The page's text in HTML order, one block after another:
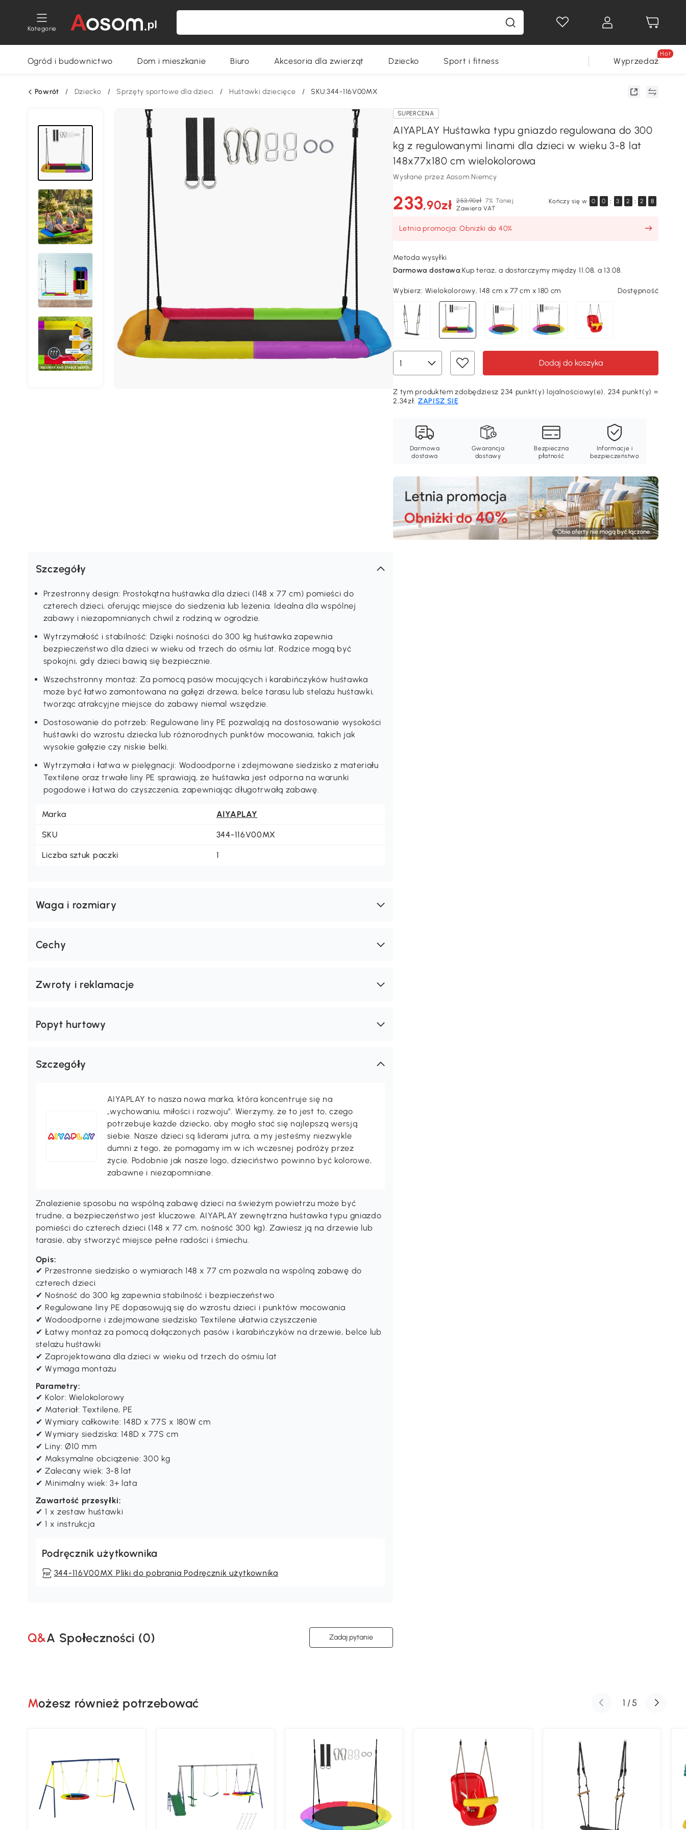
Kategorie
Ogród i budownictwo Dom i mieszkanie Biuro Akcesoria dla zwierząt Dziecko Sport i fitness Wyprzedaż
Hot
Powrót / Dziecko / Sprzęty sportowe dla dzieci / Huśtawki dziecięce / SKU:344-116V00MX
SUPERCENA
AIYAPLAY Huśtawka typu gniazdo regulowana do 300
kg z regulowanymi linami dla dzieci w wieku 3-8 lat
148x77x180 cm wielokolorowa
Wysłane przez Aosom Niemcy
233,90zł 253,90zł 7% Taniej
Zawiera VAT
Kończy się w 0 0 : 3 2 : 2 7
Letnia promocja: Obniżki do 40%
Metoda wysyłki
Darmowa dostawa:Kup teraz, a dostarczymy między 11.08, a 13.08.
Wybierz: Wielokolorowy, 148 cm x 77 cm x 180 cm Dostępność
Dodaj do koszyka
Z tym produktem zdobędziesz 234 punkt(y) lojalnościowy(e). 234 punkt(y) =
2,34zł. ZAPISZ SIĘ
Darmowa
dostawa
Gwarancja
dostawy
Bezpieczna
płatność
Informacje i
bezpieczeństwo
Szczegóły
Przestronny design: Prostokątna huśtawka dla dzieci (148 x 77 cm) pomieści do
czterech dzieci, oferując miejsce do siedzenia lub leżenia. Idealna dla wspólnej
zabawy i niezapomnianych chwil z rodziną w ogrodzie.
Wytrzymałość i stabilność: Dzięki nośności do 300 kg huśtawka zapewnia
bezpieczeństwo dla dzieci w wieku od trzech do ośmiu lat. Rodzice mogą być
spokojni, gdy dzieci bawią się bezpiecznie.
Wszechstronny montaż: Za pomocą pasów mocujących i karabińczyków huśtawka
może być łatwo zamontowana na gałęzi drzewa, belce tarasu lub stelażu huśtawki,
tworząc atrakcyjne miejsce do zabawy niemal wszędzie.
Dostosowanie do potrzeb: Regulowane liny PE pozwalają na dostosowanie wysokości
huśtawki do wzrostu dziecka lub różnorodnych punktów mocowania, takich jak
wysokie gałęzie czy niskie belki.
Wytrzymała i łatwa w pielęgnacji: Wodoodporne i zdejmowane siedzisko z materiału
Textilene oraz trwałe liny PE sprawiają, że huśtawka jest odporna na warunki
pogodowe i łatwa do czyszczenia, zapewniając długotrwałą zabawę.
Marka AIYAPLAY
SKU 344-116V00MX
Liczba sztuk paczki 1
Waga i rozmiary
Cechy
Zwroty i reklamacje
Popyt hurtowy
Szczegóły
AIYAPLAY to nasza nowa marka, która koncentruje się na
„wychowaniu, miłości i rozwoju”. Wierzymy, że to jest to, czego
potrzebuje każde dziecko, aby mogło stać się najlepszą wersją
siebie. Nasze dzieci są liderami jutra, a my jesteśmy niezwykle
dumni z tego, że pomagamy im w ich wczesnej podróży przez
życie. Podobnie jak nasze logo, dzieciństwo powinno być kolorowe,
zabawne i niezapomniane.
Znalezienie sposobu na wspólną zabawę dzieci na świeżym powietrzu może być
trudne, a bezpieczeństwo jest kluczowe. AIYAPLAY zewnętrzna huśtawka typu gniazdo
pomieści do czterech dzieci (148 x 77 cm, nośność 300 kg). Zawiesz ją na drzewie lub
tarasie, aby stworzyć miejsce pełne radości i śmiechu.
Opis:
✔ Przestronne siedzisko o wymiarach 148 x 77 cm pozwala na wspólną zabawę do
czterech dzieci
✔ Nośność do 300 kg zapewnia stabilność i bezpieczeństwo
✔ Regulowane liny PE dopasowują się do wzrostu dzieci i punktów mocowania
✔ Wodoodporne i zdejmowane siedzisko Textilene ułatwia czyszczenie
✔ Łatwy montaż za pomocą dołączonych pasów i karabińczyków na drzewie, belce lub
stelażu huśtawki
✔ Zaprojektowana dla dzieci w wieku od trzech do ośmiu lat
✔ Wymaga montażu
Parametry:
✔ Kolor: Wielokolorowy
✔ Materiał: Textilene, PE
✔ Wymiary całkowite: 148D x 77S x 180W cm
✔ Wymiary siedziska: 148D x 77S cm
✔ Liny: Ø10 mm
✔ Maksymalne obciążenie: 300 kg
✔ Zalecany wiek: 3-8 lat
✔ Minimalny wiek: 3+ lata
Zawartość przesyłki:
✔ 1 x zestaw huśtawki
✔ 1 x instrukcja
Podręcznik użytkownika
344-116V00MX Pliki do pobrania Podręcznik użytkownika
Q&A Społeczności (0) Zadaj pytanie
Możesz również potrzebować 1 /5